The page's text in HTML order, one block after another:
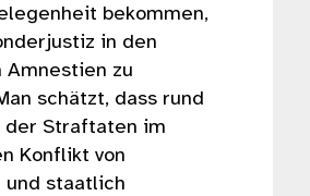
bekommen,
in den
Amnestien zu
schätzt, dass rund
der Straftaten im
Konflikt von
und staatlich